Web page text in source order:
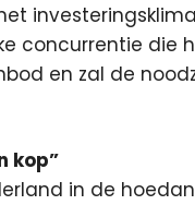
concurrentie die
en zal de
kop”
in de